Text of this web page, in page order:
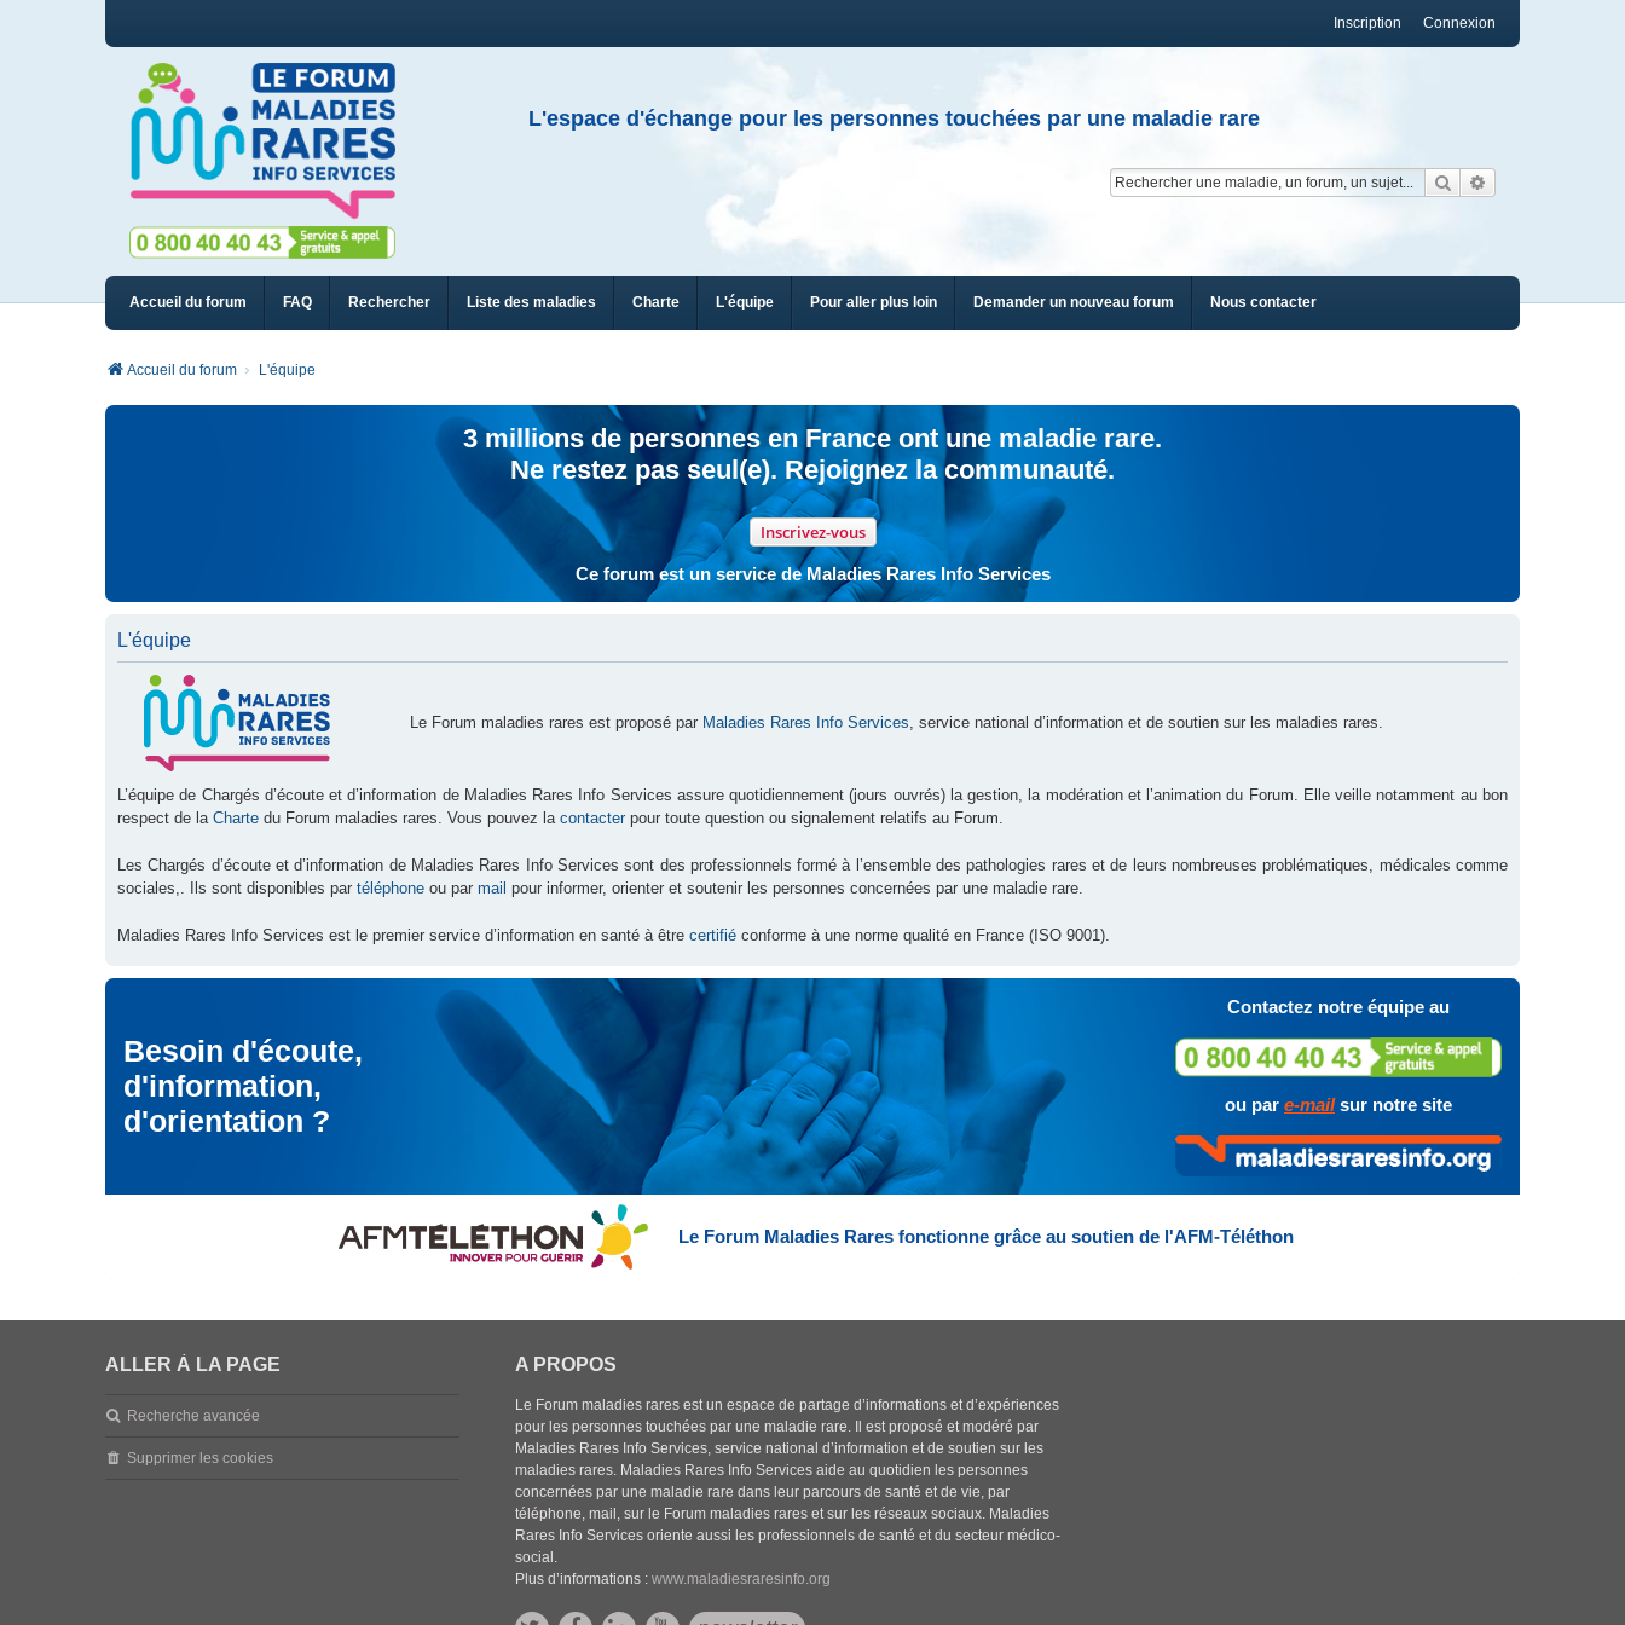
Connexion
Inscription
L'espace d'échange pour les personnes touchées par une maladie rare
Rechercher
Accueil du forum FAQ Rechercher Liste des maladies Charte L'équipe Pour aller plus loin Demander un nouveau forum Nous contacter
Accueil du forum L'équipe
3 millions de personnes en France ont une maladie rare.
Ne restez pas seul(e). Rejoignez la communauté.
Inscrivez-vous
Ce forum est un service de Maladies Rares Info Services
L'équipe
Le Forum maladies rares est proposé par Maladies Rares Info Services, service national d’information et de soutien sur les maladies rares.
L’équipe de Chargés d’écoute et d’information de Maladies Rares Info Services assure quotidiennement (jours ouvrés) la gestion, la modération et l’animation du Forum. Elle veille notamment au bon
respect de la Charte du Forum maladies rares. Vous pouvez la contacter pour toute question ou signalement relatifs au Forum.
Les Chargés d’écoute et d’information de Maladies Rares Info Services sont des professionnels formé à l’ensemble des pathologies rares et de leurs nombreuses problématiques, médicales comme
sociales,. Ils sont disponibles par téléphone ou par mail pour informer, orienter et soutenir les personnes concernées par une maladie rare.
Maladies Rares Info Services est le premier service d’information en santé à être certifié conforme à une norme qualité en France (ISO 9001).
Besoin d'écoute,
d'information,
d'orientation ?
Contactez notre équipe au
ou par e-mailsur notre site
Le Forum Maladies Rares fonctionne grâce au soutien de l'AFM-Téléthon
ALLER À LA PAGE
Recherche avancée
Supprimer les cookies
A PROPOS
Le Forum maladies rares est un espace de partage d’informations et d’expériences
pour les personnes touchées par une maladie rare. Il est proposé et modéré par
Maladies Rares Info Services, service national d’information et de soutien sur les
maladies rares. Maladies Rares Info Services aide au quotidien les personnes
concernées par une maladie rare dans leur parcours de santé et de vie, par
téléphone, mail, sur le Forum maladies rares et sur les réseaux sociaux. Maladies
Rares Info Services oriente aussi les professionnels de santé et du secteur médico-
social.
Plus d’informations :www.maladiesraresinfo.org